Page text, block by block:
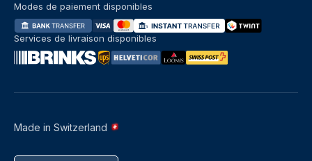
Made in Switzerland
Modes de paiement disponibles
Services de livraison disponibles